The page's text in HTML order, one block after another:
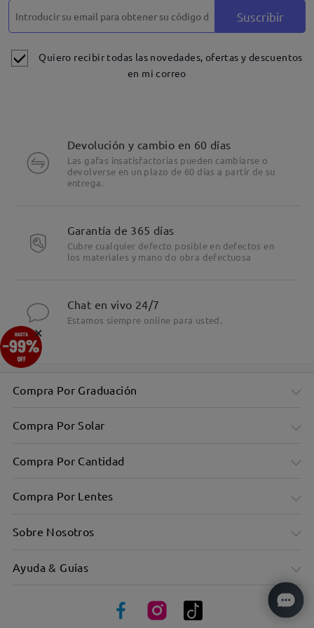
Suscribir
Quiero recibir todas las novedades, ofertas y descuentos
en mi correo
Devolución y cambio en 60 días
Las gafas insatisfactorias pueden cambiarse o
devolverse en un plazo de 60 días a partir de su
entrega.
Garantía de 365 días
Cubre cualquier defecto posible en defectos en
los materiales y mano do obra defectuosa
Chat en vivo 24/7
Estamos siempre online para usted.
Compra Por Graduación
Compra Por Solar
Compra Por Cantidad
Compra Por Lentes
Sobre Nosotros
Ayuda & Guías
×